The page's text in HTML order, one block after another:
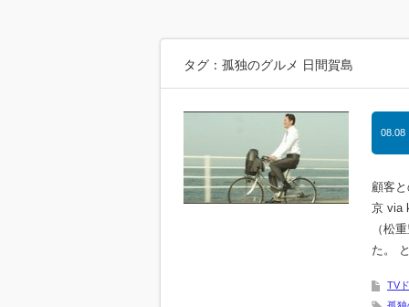
タグ：孤独のグルメ 日間賀島
08.08
顧客
京 via
（松
た。
TV